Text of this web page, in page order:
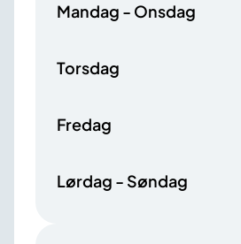
Mandag - Onsdag
Torsdag
Fredag
Lørdag - Søndag